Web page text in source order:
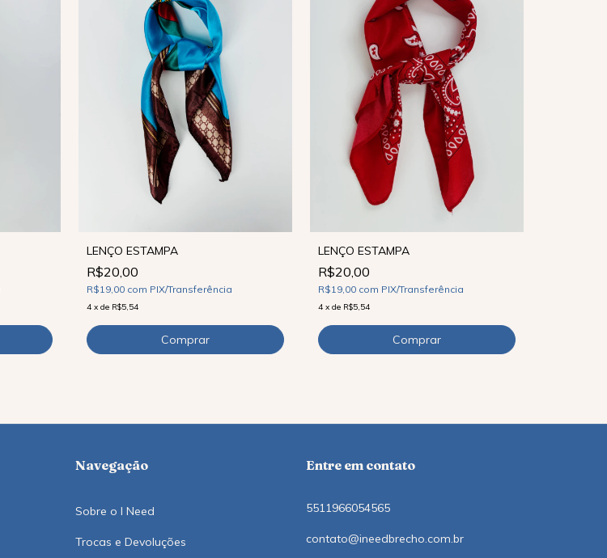
LENÇO ESTAMPA
R$20,00
R$19,00 com PIX/Transferência
4 x de R$5,54
LENÇO ESTAMPA
R$20,00
R$19,00 com PIX/Transferência
4 x de R$5,54
Navegação
Sobre o I Need
Trocas e Devoluções
Entre em contato
5511966054565
contato@ineedbrecho.com.br